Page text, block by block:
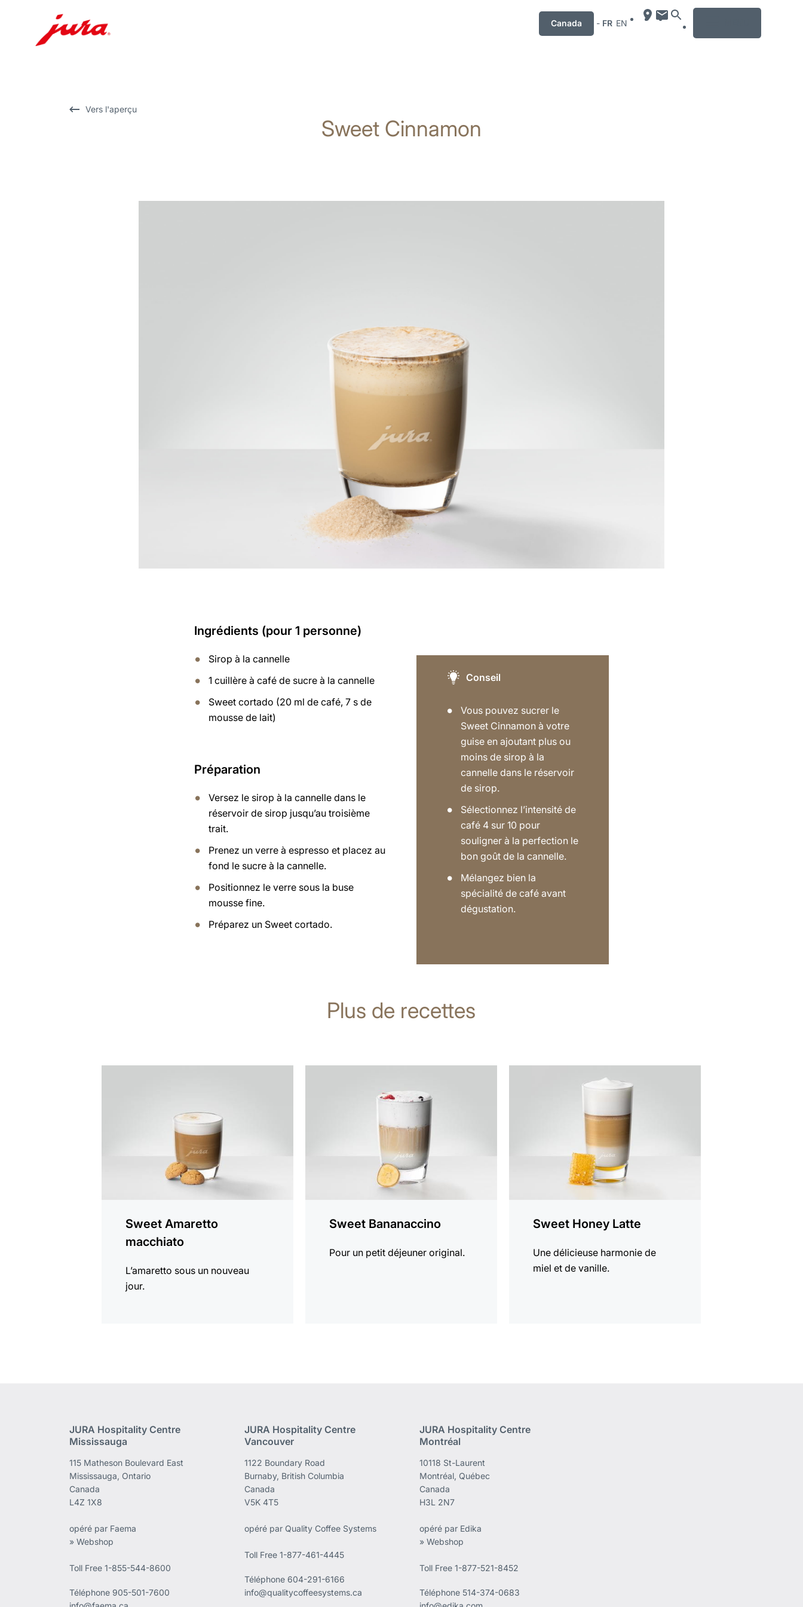
Canada - FR EN
Vers l'aperçu
Sweet Cinnamon
Ingrédients (pour 1 personne)
Sirop à la cannelle
1 cuillère à café de sucre à la cannelle
Sweet cortado (20 ml de café, 7 s de
mousse de lait)
Préparation
Versez le sirop à la cannelle dans le
réservoir de sirop jusqu’au troisième
trait.
Prenez un verre à espresso et placez au
fond le sucre à la cannelle.
Positionnez le verre sous la buse
mousse fine.
Préparez un Sweet cortado.
Conseil
Vous pouvez sucrer le
Sweet Cinnamon à votre
guise en ajoutant plus ou
moins de sirop à la
cannelle dans le réservoir
de sirop.
Sélectionnez l’intensité de
café 4 sur 10 pour
souligner à la perfection le
bon goût de la cannelle.
Mélangez bien la
spécialité de café avant
dégustation.
Plus de recettes
Sweet Amaretto
macchiato
L’amaretto sous un nouveau
jour.
Sweet Bananaccino
Pour un petit déjeuner original.
Sweet Honey Latte
Une délicieuse harmonie de
miel et de vanille.
JURA Hospitality Centre
Mississauga
115 Matheson Boulevard East
Mississauga, Ontario
Canada
L4Z 1X8
opéré par Faema
» Webshop
Toll Free 1-855-544-8600
Téléphone 905-501-7600
JURA Hospitality Centre
Vancouver
1122 Boundary Road
Burnaby, British Columbia
Canada
V5K 4T5
opéré par Quality Coffee Systems
Toll Free 1-877-461-4445
Téléphone604-291-6166
info@qualitycoffeesystems.ca
JURA Hospitality Centre
Montréal
10118 St-Laurent
Montréal, Québec
Canada
H3L 2N7
opéré par Edika
» Webshop
Toll Free 1-877-521-8452
Téléphone 514-374-0683